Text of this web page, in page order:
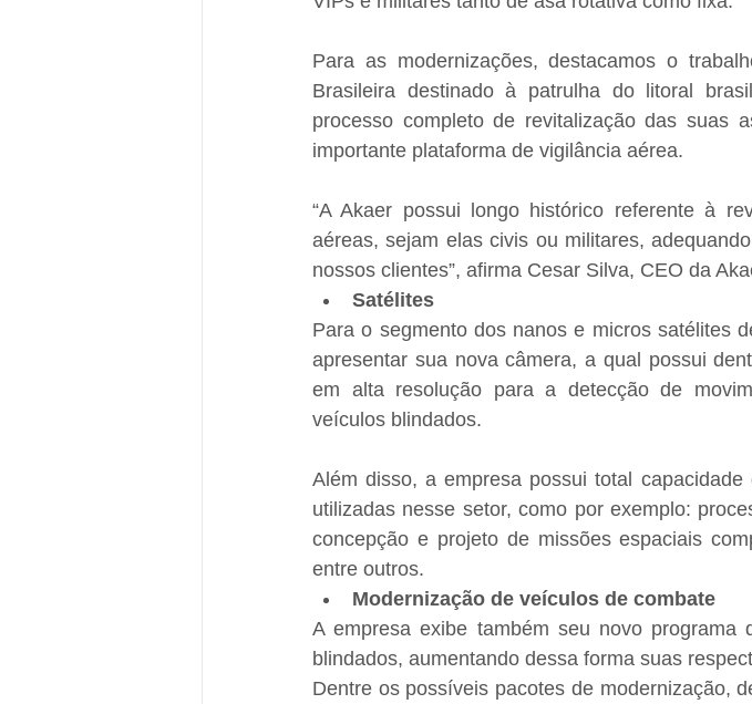
Para as modernizações, destacamos o
Brasileira destinado à patrulha do litoral
processo completo de revitalização das suas
importante plataforma de vigilância aérea.
“A Akaer possui longo histórico referente à
aéreas, sejam elas civis ou militares,
nossos clientes”, afirma Cesar Silva, CEO da
Satélites
Para o segmento dos nanos e micros satélites
apresentar sua nova câmera, a qual possui
em alta resolução para a detecção de
veículos blindados.
Além disso, a empresa possui total
utilizadas nesse setor, como por exemplo:
concepção e projeto de missões espaciais
entre outros.
Modernização de veículos de combate
A empresa exibe também seu novo programa
blindados, aumentando dessa forma suas
Dentre os possíveis pacotes de modernização,